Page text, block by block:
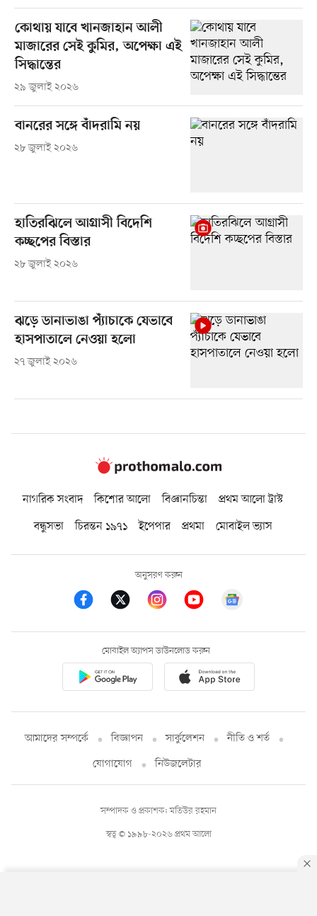
কোথায় যাবে খানজাহান আলী
মাজারের সেই কুমির, অপেক্ষা এই
সিদ্ধান্তের
২৯ জুলাই ২০২৬
বানরের সঙ্গে বাঁদরামি নয়
২৮ জুলাই ২০২৬
হাতিরঝিলে আগ্রাসী বিদেশি
কচ্ছপের বিস্তার
২৮ জুলাই ২০২৬
ঝড়ে ডানাভাঙা প্যাঁচাকে যেভাবে
হাসপাতালে নেওয়া হলো
২৭ জুলাই ২০২৬
নাগরিক সংবাদ কিশোর আলো বিজ্ঞানচিন্তা
প্রথম আলো ট্রাস্ট
বন্ধুসভা
চিরন্তন ১৯৭১ ইপেপার প্রথমা মোবাইল ভ্যাস
অনুসরণ করুন
মোবাইল অ্যাপস ডাউনলোড করুন
আমাদের সম্পর্কে বিজ্ঞাপন সার্কুলেশন
নীতি ও শর্ত
যোগাযোগ
নিউজলেটার
স্বত্ব © ১৯৯৮-২০২৬ প্রথম আলো
সম্পাদক ও প্রকাশক: মতিউর রহমান